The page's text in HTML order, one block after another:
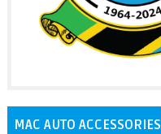
MAC AUTO ACCESSORIES